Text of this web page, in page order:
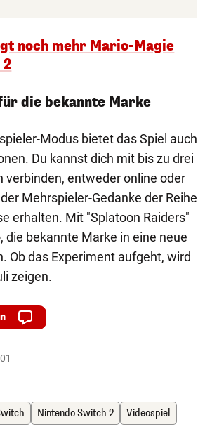
noch mehr Mario-Magie
die bekannte Marke
Modus bietet das Spiel auch
Du kannst dich mit bis zu drei
verbinden, entweder online oder
Mehrspieler-Gedanke der Reihe
erhalten. Mit "Splatoon Raiders"
die bekannte Marke in eine neue
Ob das Experiment aufgeht, wird
zeigen.
Nintendo Switch 2 Videospiel